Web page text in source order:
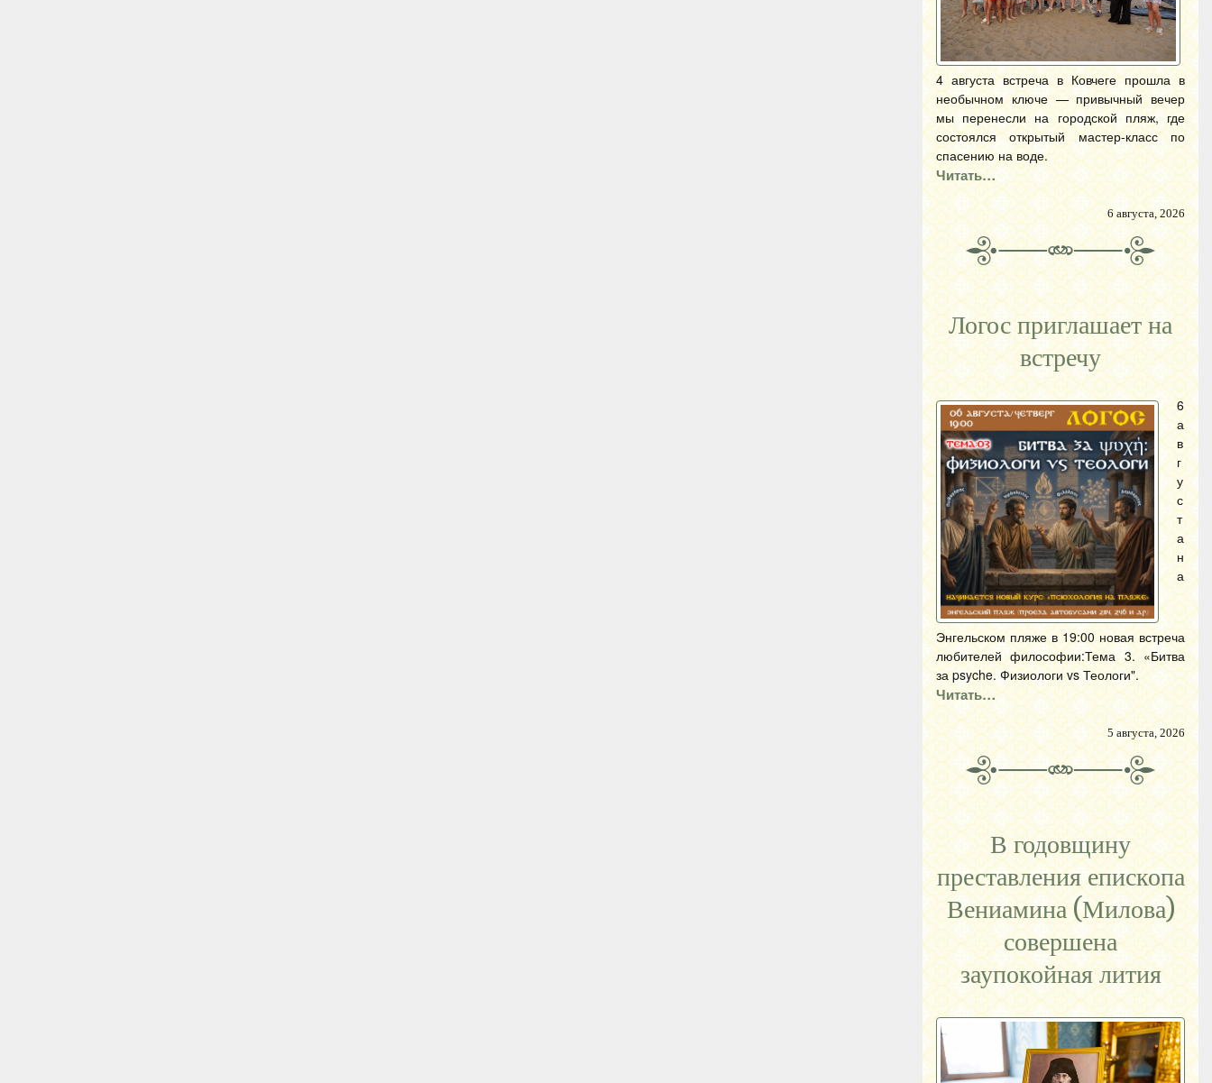
4 августа встреча в Ковчеге прошла в
необычном ключе — привычный вечер
мы перенесли на городской пляж, где
состоялся открытый мастер-класс по
спасению на воде.
Читать…
6 августа, 2026
Логос приглашает на
встречу
6
а
в
г
у
с
т
а
н
а
Энгельском пляже в 19:00 новая встреча
любителей философии:Тема 3. «Битва
за psyche. Физиологи vs Теологи".
Читать…
5 августа, 2026
В годовщину
преставления епископа
Вениамина (Милова)
совершена
заупокойная лития